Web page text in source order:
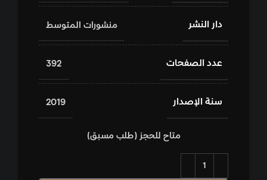
دار النشر منشورات المتوسط
عدد الصفحات 392
سنة الإصدار 2019
متاح للحجز (طلب مسبق)